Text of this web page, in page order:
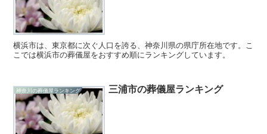
横浜市は、東京都に次ぐ人口を誇る、神奈川県の県庁所在地です。こ
こでは横浜市の葬儀屋をおすすめ順にランキングしています。
神奈川の葬儀屋ランキング 三浦市の葬儀屋ランキング